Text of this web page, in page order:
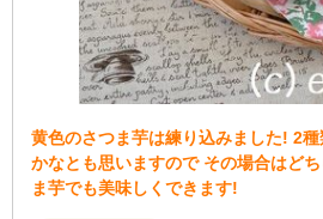
黄色のさつま芋は練り込みました! 2
かなとも思いますので その場合はど
ま芋でも美味しくできます!